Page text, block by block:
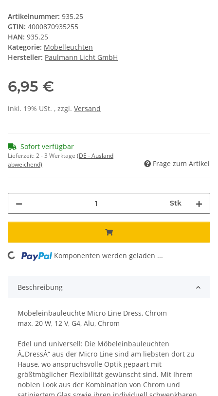
Artikelnummer: 935.25
GTIN: 4000870935255
HAN: 935.25
Kategorie: Möbelleuchten
Hersteller: Paulmann Licht GmbH
6,95 €
inkl. 19% USt. , zzgl. Versand
Sofort verfügbar
Lieferzeit:2 - 3 Werktage (DE - Ausland
abweichend)
Frage zum Artikel
Stk
Loading... Komponenten werden geladen ...
Beschreibung
Möbeleinbauleuchte Micro Line Dress, Chrom
max. 20 W, 12 V, G4, Alu, Chrom
Edel und universell: Die Möbeleinbauleuchten
Â„DressÂ“ aus der Micro Line sind am liebsten dort zu
Hause, wo anspruchsvolle Optik gepaart mit
größtmöglicher Flexibilität gewünscht sind. Mit Ihrem
noblen Look aus der Kombination von Chrom und